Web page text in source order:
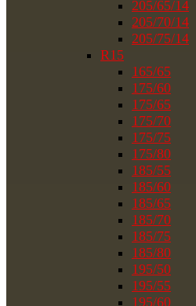
205/65/14
205/70/14
205/75/14
R15
165/65
175/60
175/65
175/70
175/75
175/80
185/55
185/60
185/65
185/70
185/75
185/80
195/50
195/55
195/60